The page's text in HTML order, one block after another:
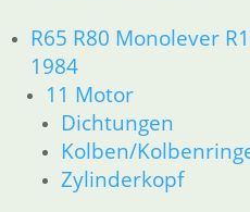
R65 R80 Monolever
1984
11 Motor
Dichtungen
Kolben/
Zylinderkopf
11 Motor
Dichtungen
Kolben/Kolbenringe
Zylinderkopf
12 Motorelektrik
13 Vergaser